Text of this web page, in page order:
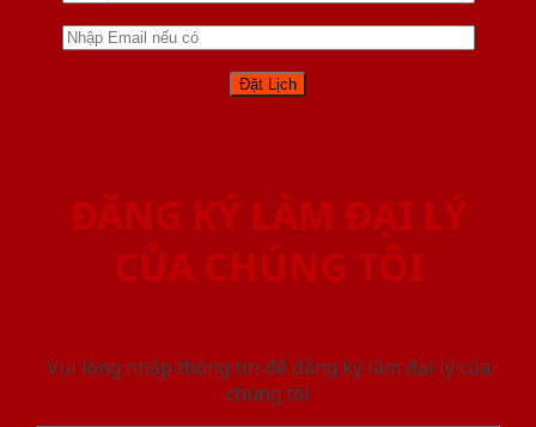
ĐĂNG KÝ LÀM ĐẠI LÝ
CỦA CHÚNG TÔI
Vui lòng nhập thông tin để đăng ký làm đại lý của
chúng tôi